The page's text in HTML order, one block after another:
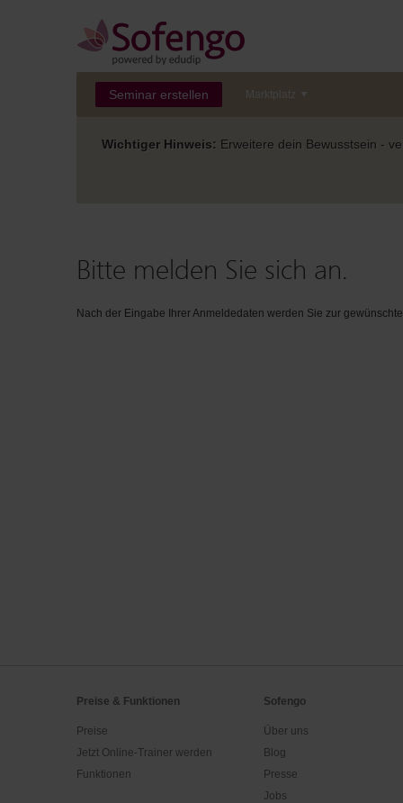
Seminar erstellen Marktplatz
Wichtiger Hinweis: Erweitere dein Bewusstsein -
Bitte melden Sie sich an.
Nach der Eingabe Ihrer Anmeldedaten werden Sie zur
Preise & Funktionen
Preise
Jetzt Online-Trainer werden
Funktionen
Sofengo
Über uns
Blog
Presse
Jobs